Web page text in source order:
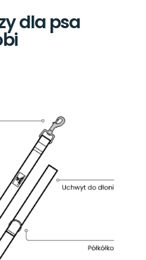
dla psa